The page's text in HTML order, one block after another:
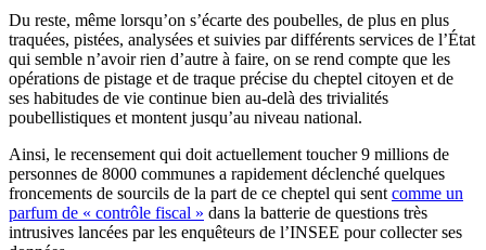
Du reste, même lorsqu’on s’écarte des poubelles, de plus en plus
traquées, pistées, analysées et suivies par différents services de l’État
qui semble n’avoir rien d’autre à faire, on se rend compte que les
opérations de pistage et de traque précise du cheptel citoyen et de
ses habitudes de vie continue bien au-delà des trivialités
poubellistiques et montent jusqu’au niveau national.
Ainsi, le recensement qui doit actuellement toucher 9 millions de
personnes de 8000 communes a rapidement déclenché quelques
froncements de sourcils de la part de ce cheptel qui sent comme un
parfum de « contrôle fiscal » dans la batterie de questions très
intrusives lancées par les enquêteurs de l’INSEE pour collecter ses